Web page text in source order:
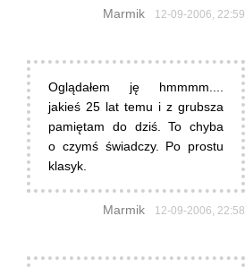
Marmik 12-09-2006, 22:59
Oglądałem ję hmmmm....
jakieś 25 lat temu i z grubsza
pamiętam do dziś. To chyba
o czymś świadczy. Po prostu
klasyk.
Marmik 12-09-2006, 22:58